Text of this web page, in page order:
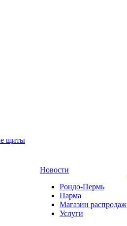
щиты
Новости
Рондо-Пермь
Парма
Магазин распродаж
Услуги